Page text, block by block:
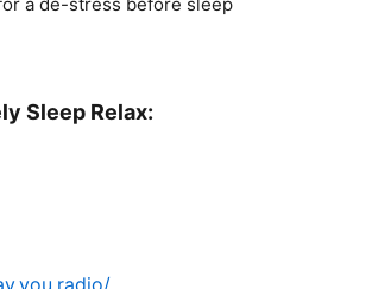
a de-stress before sleep
Sleep Relax: